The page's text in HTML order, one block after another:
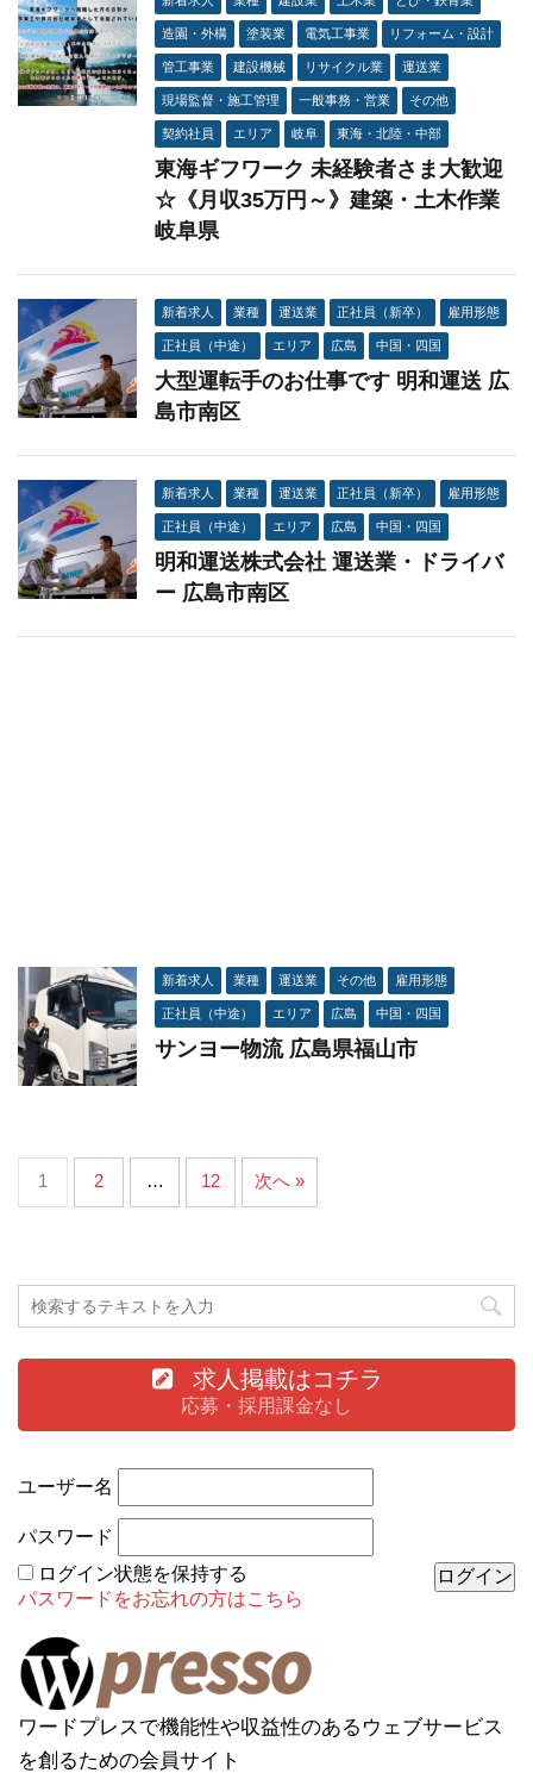
造園・外構 塗装業 電気工事業 リフォーム・設計
管工事業 建設機械 リサイクル業 運送業
現場監督・施工管理 一般事務・営業 その他
契約社員 エリア 岐阜 東海・北陸・中部
東海ギフワーク 未経験者さま大歓迎
☆《月収35万円～》建築・土木作業
岐阜県
新着求人 業種 運送業 正社員（新卒） 雇用形態
正社員（中途） エリア 広島 中国・四国
大型運転手のお仕事です 明和運送 広
島市南区
新着求人 業種 運送業 正社員（新卒） 雇用形態
正社員（中途） エリア 広島 中国・四国
明和運送株式会社 運送業・ドライバ
ー 広島市南区
新着求人 業種 運送業 その他 雇用形態
正社員（中途） エリア 広島 中国・四国
サンヨー物流 広島県福山市
1 2 … 12 次へ »
求人掲載はコチラ
応募・採用課金なし
ユーザー名
パスワード
ログイン状態を保持する
パスワードをお忘れの方はこちら
ワードプレスで機能性や収益性のあるウェブサービス
を創るための会員サイト